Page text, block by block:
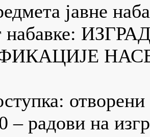
јавне
набавке:
– радови на